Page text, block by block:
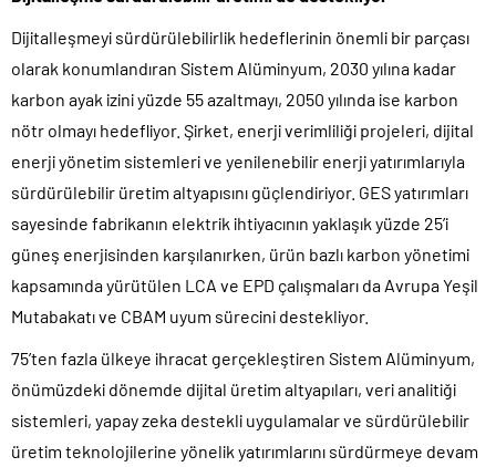
Dijitalleşmeyi sürdürülebilirlik hedeflerinin önemli bir parçası
olarak konumlandıran Sistem Alüminyum, 2030 yılına kadar
karbon ayak izini yüzde 55 azaltmayı, 2050 yılında ise karbon
nötr olmayı hedefliyor. Şirket, enerji verimliliği projeleri, dijital
enerji yönetim sistemleri ve yenilenebilir enerji yatırımlarıyla
sürdürülebilir üretim altyapısını güçlendiriyor. GES yatırımları
sayesinde fabrikanın elektrik ihtiyacının yaklaşık yüzde 25’i
güneş enerjisinden karşılanırken, ürün bazlı karbon yönetimi
kapsamında yürütülen LCA ve EPD çalışmaları da Avrupa Yeşil
Mutabakatı ve CBAM uyum sürecini destekliyor.
75’ten fazla ülkeye ihracat gerçekleştiren Sistem Alüminyum,
önümüzdeki dönemde dijital üretim altyapıları, veri analitiği
sistemleri, yapay zeka destekli uygulamalar ve sürdürülebilir
üretim teknolojilerine yönelik yatırımlarını sürdürmeye devam